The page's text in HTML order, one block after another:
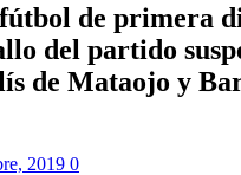
de primera
del partido
de Mataojo y
2019 0